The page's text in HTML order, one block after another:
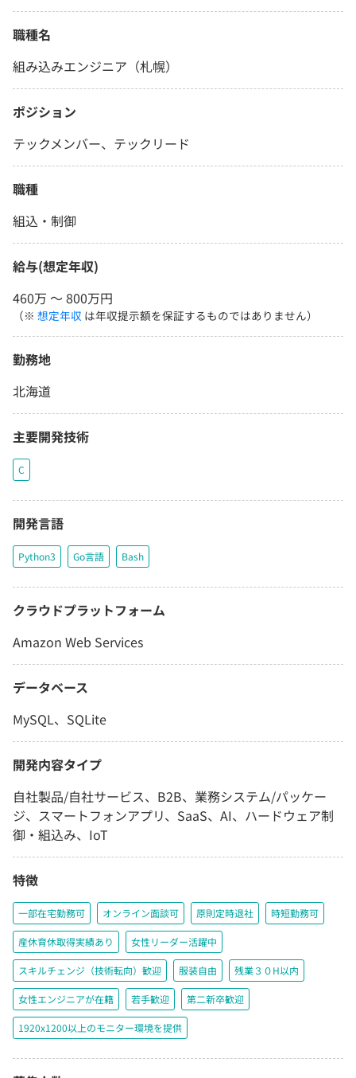
職種名
組み込みエンジニア（札幌）
ポジション
テックメンバー、テックリード
職種
組込・制御
給与(想定年収)
460万 〜 800万円
（※ 想定年収 は年収提示額を保証するものではありません）
勤務地
北海道
主要開発技術
C
開発言語
Python3 Go言語 Bash
クラウドプラットフォーム
Amazon Web Services
データベース
MySQL、SQLite
開発内容タイプ
自社製品/自社サービス、B2B、業務システム/パッケー
ジ、スマートフォンアプリ、SaaS、AI、ハードウェア制
御・組込み、IoT
特徴
一部在宅勤務可 オンライン面談可 原則定時退社 時短勤務可
産休育休取得実績あり 女性リーダー活躍中
スキルチェンジ（技術転向）歓迎 服装自由 残業３０H以内
女性エンジニアが在籍 若手歓迎 第二新卒歓迎
1920x1200以上のモニター環境を提供